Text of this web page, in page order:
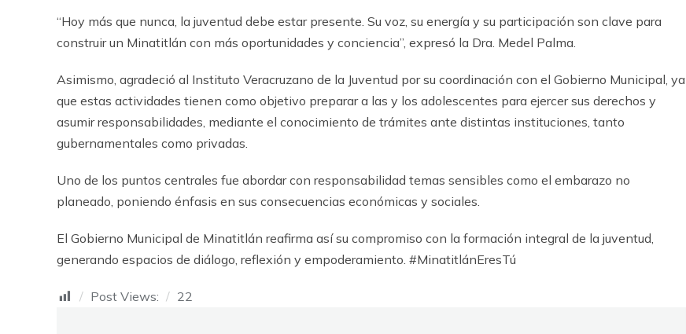
“Hoy más que nunca, la juventud debe estar presente. Su voz, su energía y su participación son clave para
construir un Minatitlán con más oportunidades y conciencia”, expresó la Dra. Medel Palma.
Asimismo, agradeció al Instituto Veracruzano de la Juventud por su coordinación con el Gobierno Municipal, ya
que estas actividades tienen como objetivo preparar a las y los adolescentes para ejercer sus derechos y
asumir responsabilidades, mediante el conocimiento de trámites ante distintas instituciones, tanto
gubernamentales como privadas.
Uno de los puntos centrales fue abordar con responsabilidad temas sensibles como el embarazo no
planeado, poniendo énfasis en sus consecuencias económicas y sociales.
El Gobierno Municipal de Minatitlán reafirma así su compromiso con la formación integral de la juventud,
generando espacios de diálogo, reflexión y empoderamiento. #MinatitlánEresTú
Post Views: 22